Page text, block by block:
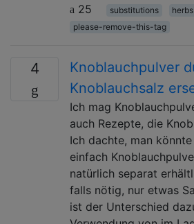
25
substitutions
herbs
please-remove-this-tag
4
Knoblauchpulver
Knoblauchsalz
Ich mag
auch Rezepte, die
Ich dachte, man
einfach
natürlich separat
falls nötig, nur etwas
ist der Unterschied